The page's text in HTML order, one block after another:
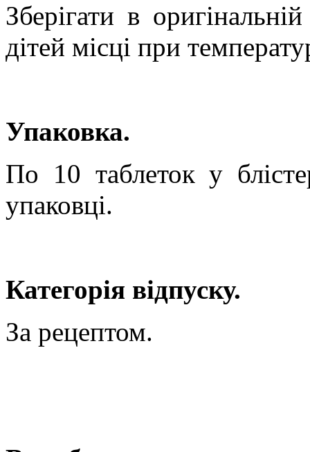
Зберігати в
дітей місці при
Упаковка.
По 10 таблеток у
упаковці.
Категорія відпуску.
За рецептом.